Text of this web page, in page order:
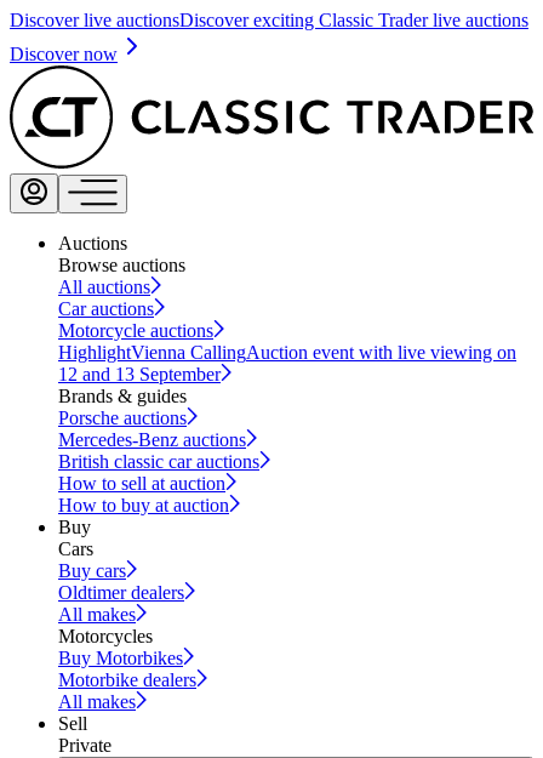
Discover live auctionsDiscover exciting Classic Trader live auctions
Discover now
Auctions
Browse auctions
All auctions
Car auctions
Motorcycle auctions
HighlightVienna CallingAuction event with live viewing on
12 and 13 September
Brands & guides
Porsche auctions
Mercedes-Benz auctions
British classic car auctions
How to sell at auction
How to buy at auction
Buy
Cars
Buy cars
Oldtimer dealers
All makes
Motorcycles
Buy Motorbikes
Motorbike dealers
All makes
Sell
Private